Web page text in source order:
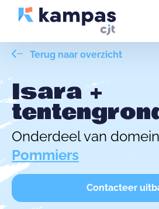
Terug naar overzicht
Isara +
Onderdeel van domein
Pommiers
Contacteer